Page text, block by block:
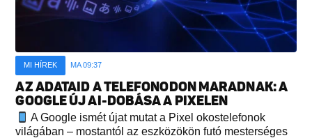
MI HÍREK MA 09:37
AZ ADATAID A TELEFONODON MARADNAK: A
GOOGLE ÚJ AI-DOBÁSA A PIXELEN
A Google ismét újat mutat a Pixel okostelefonok
világában – mostantól az eszközökön futó mesterséges